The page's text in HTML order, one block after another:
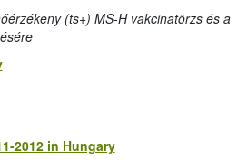
(ts+) MS-H vakcinatörzs és a
2012 in Hungary